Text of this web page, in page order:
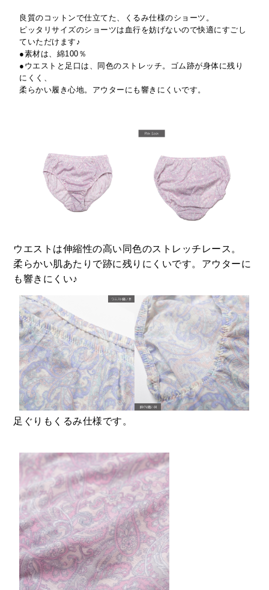
良質のコットンで仕立てた、くるみ仕様のショーツ。
ピッタリサイズのショーツは血行を妨げないので快適にすごし
ていただけます♪
●素材は、綿100％
●ウエストと足口は、同色のストレッチ。ゴム跡が身体に残り
にくく、
柔らかい履き心地。アウターにも響きにくいです。
ウエストは伸縮性の高い同色のストレッチレース。
柔らかい肌あたりで跡に残りにくいです。アウターに
も響きにくい♪
足ぐりもくるみ仕様です。